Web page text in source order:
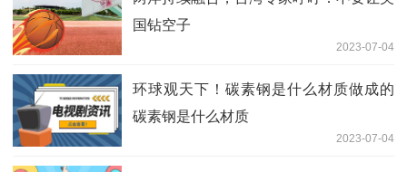
国钻空子
2023-07-04
环球观天下！碳素钢是什么材质做成的
碳素钢是什么材质
2023-07-04